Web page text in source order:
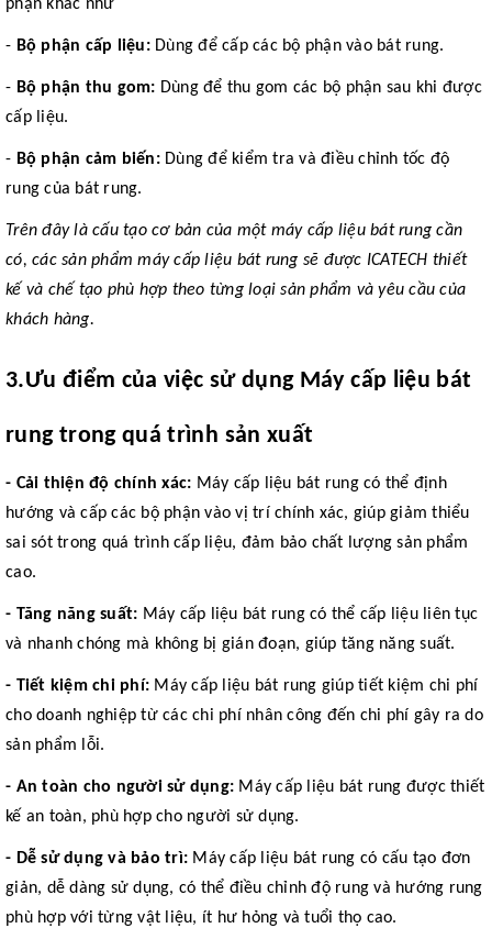
phận khác như
- Bộ phận cấp liệu: Dùng để cấp các bộ phận vào bát rung.
- Bộ phận thu gom: Dùng để thu gom các bộ phận sau khi được
cấp liệu.
- Bộ phận cảm biến: Dùng để kiểm tra và điều chỉnh tốc độ
rung của bát rung.
Trên đây là cấu tạo cơ bản của một máy cấp liệu bát rung cần
có, các sản phẩm máy cấp liệu bát rung sẽ được ICATECH thiết
kế và chế tạo phù hợp theo từng loại sản phẩm và yêu cầu của
khách hàng.
3.Ưu điểm của việc sử dụng Máy cấp liệu bát
rung trong quá trình sản xuất
- Cải thiện độ chính xác: Máy cấp liệu bát rung có thể định
hướng và cấp các bộ phận vào vị trí chính xác, giúp giảm thiểu
sai sót trong quá trình cấp liệu, đảm bảo chất lượng sản phẩm
cao.
- Tăng năng suất: Máy cấp liệu bát rung có thể cấp liệu liên tục
và nhanh chóng mà không bị gián đoạn, giúp tăng năng suất.
- Tiết kiệm chi phí: Máy cấp liệu bát rung giúp tiết kiệm chi phí
cho doanh nghiệp từ các chi phí nhân công đến chi phí gây ra do
sản phẩm lỗi.
- An toàn cho người sử dụng: Máy cấp liệu bát rung được thiết
kế an toàn, phù hợp cho người sử dụng.
- Dễ sử dụng và bảo trì: Máy cấp liệu bát rung có cấu tạo đơn
giản, dễ dàng sử dụng, có thể điều chỉnh độ rung và hướng rung
phù hợp với từng vật liệu, ít hư hỏng và tuổi thọ cao.